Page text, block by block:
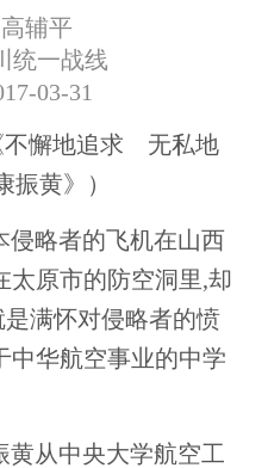
辅平
统一战线
03-31
不懈地追求 无私地
黄》）
侵略者的飞机在山西
太原市的防空洞里,却
满怀对侵略者的愤
中华航空事业的中学
黄从中央大学航空工